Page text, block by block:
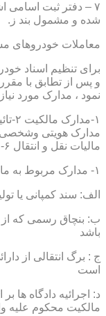
۷ – دفتر ثبت اسامی
شده و مشمول بند ز.
معاملات خودروهای
برای تنظیم اسناد
و پس از تطابق با
نمود ، مدارک مورد
مالیات نقل و انتقال ۶- بیمه نامه شخص ثالث معتبر ۷-کارت سوخت
۱- مدارک مربوط به مالکیت فروشنده که عبارتند از
الف: سند کمپانی یا
ب: بنچاق رسمی که
باشد
ج : برگ انتقالی از
است
د: اجرائیه دادگاه ها
مالکیت محکوم علیه